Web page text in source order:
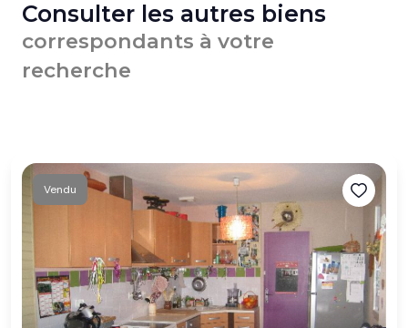
Consulter les autres biens
correspondants à votre
recherche
Vendu